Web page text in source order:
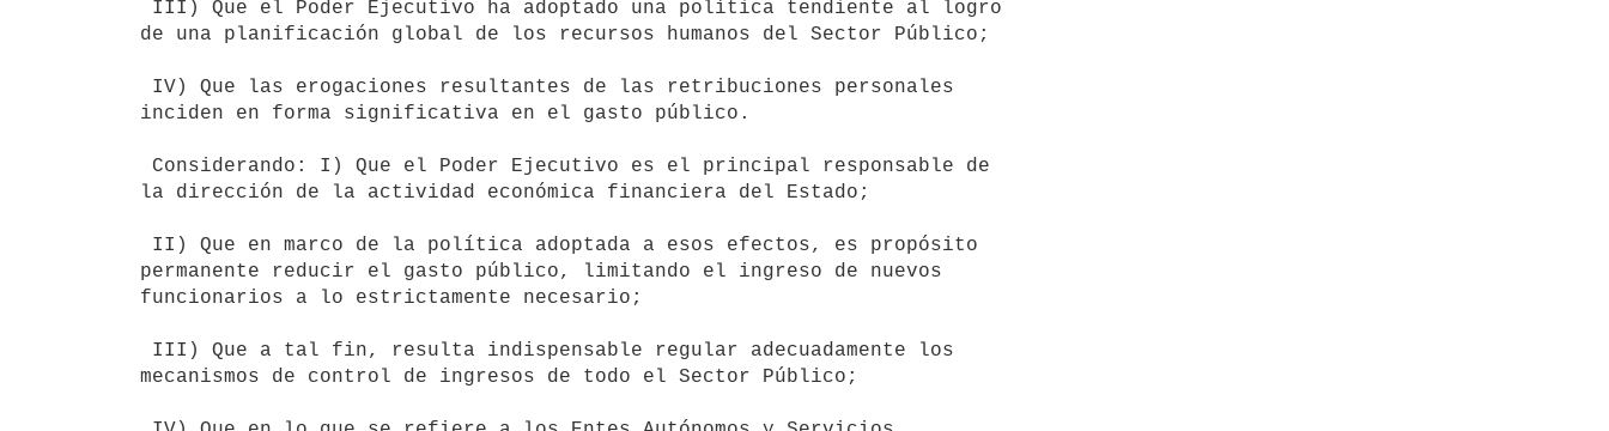
de una planificación global de los recursos humanos del Sector Público;
inciden en forma significativa en el gasto público.
la dirección de la actividad económica financiera del Estado;
permanente reducir el gasto público, limitando el ingreso de nuevos
funcionarios a lo estrictamente necesario;
mecanismos de control de ingresos de todo el Sector Público;